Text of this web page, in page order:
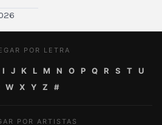
POR LETRA
I J K L M N O P Q R S T
U
W X Y Z #
POR ARTISTAS